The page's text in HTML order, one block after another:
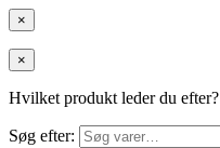
×
×
Hvilket produkt leder du efter?
Søg efter: